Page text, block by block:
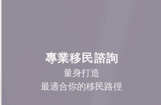
專業移民諮詢
量身打造
最適合你的移民路徑